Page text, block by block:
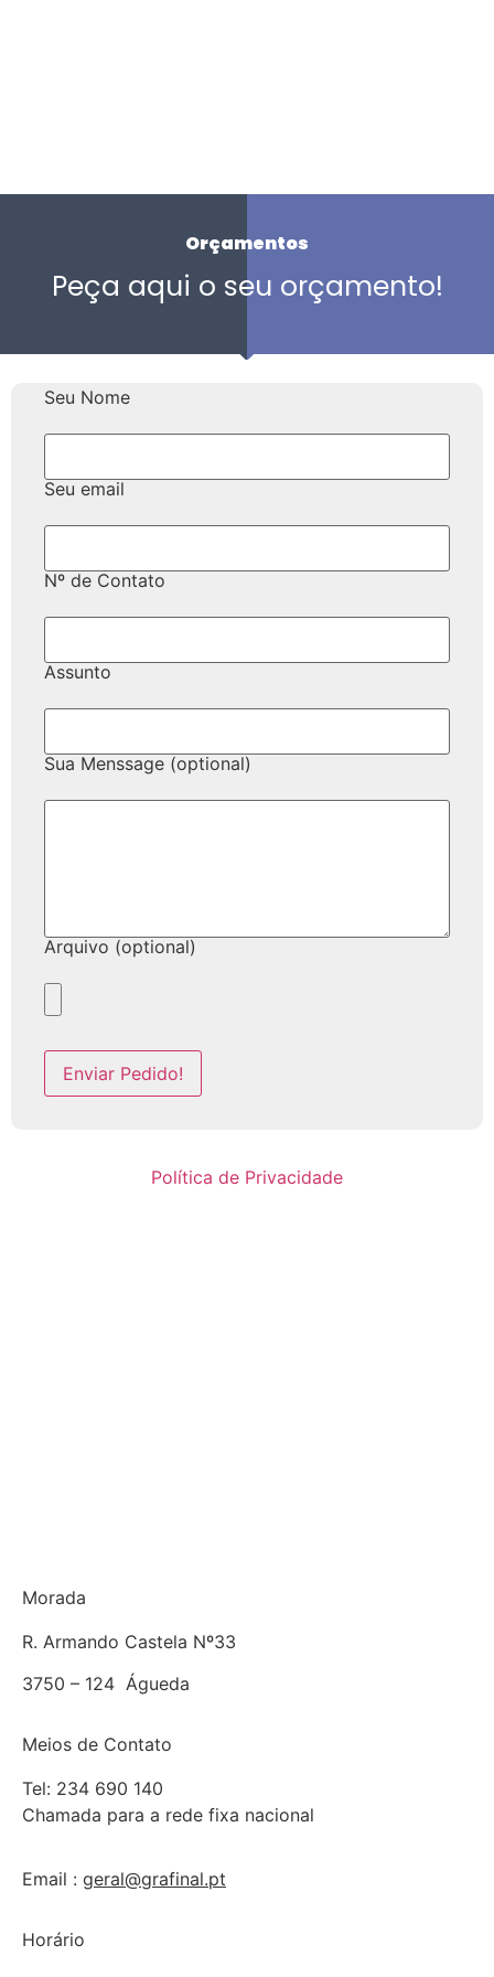
Orçamentos
Peça aqui o seu orçamento!
Seu Nome
Seu email
Nº de Contato
Assunto
Sua Menssage (optional)
Arquivo (optional)
Política de Privacidade
Morada
R. Armando Castela Nº33
3750 – 124 Águeda
Meios de Contato
Tel: 234 690 140
Chamada para a rede fixa nacional
Email : geral@grafinal.pt
Horário